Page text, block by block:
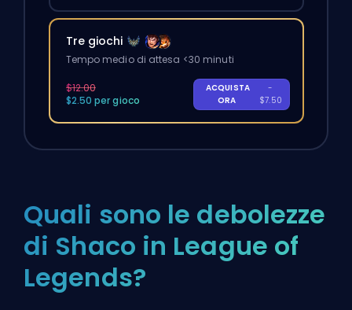
Tre giochi
Tempo medio di attesa <30 minuti
$12.00
$2.50 per gioco
ACQUISTA
ORA
-
$7.50
Quali sono le debolezze
di Shaco in League of
Legends?